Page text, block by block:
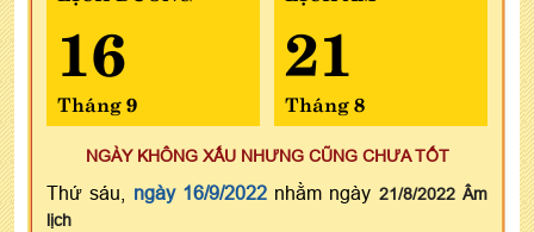
16
Tháng 9
21
Tháng 8
NGÀY KHÔNG XẤU NHƯNG CŨNG CHƯA TỐT
Thứ sáu, ngày 16/9/2022nhằm ngày 21/8/2022 Âm
lịch